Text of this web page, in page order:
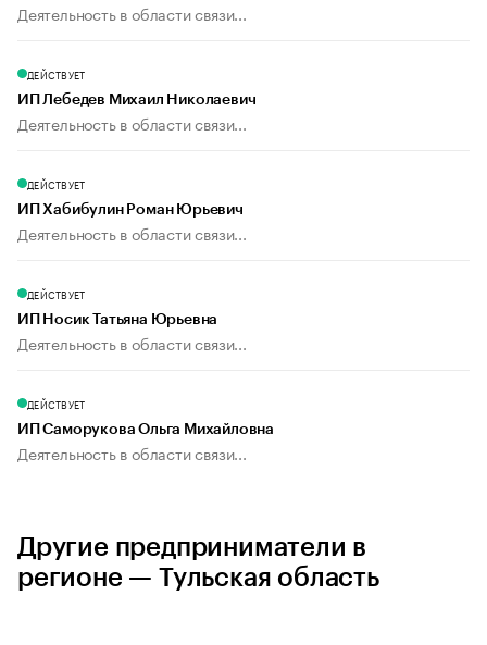
Деятельность в области связи...
ДЕЙСТВУЕТ
ИП Лебедев Михаил Николаевич
Деятельность в области связи...
ДЕЙСТВУЕТ
ИП Хабибулин Роман Юрьевич
Деятельность в области связи...
ДЕЙСТВУЕТ
ИП Носик Татьяна Юрьевна
Деятельность в области связи...
ДЕЙСТВУЕТ
ИП Саморукова Ольга Михайловна
Деятельность в области связи...
Другие предприниматели в
регионе — Тульская область